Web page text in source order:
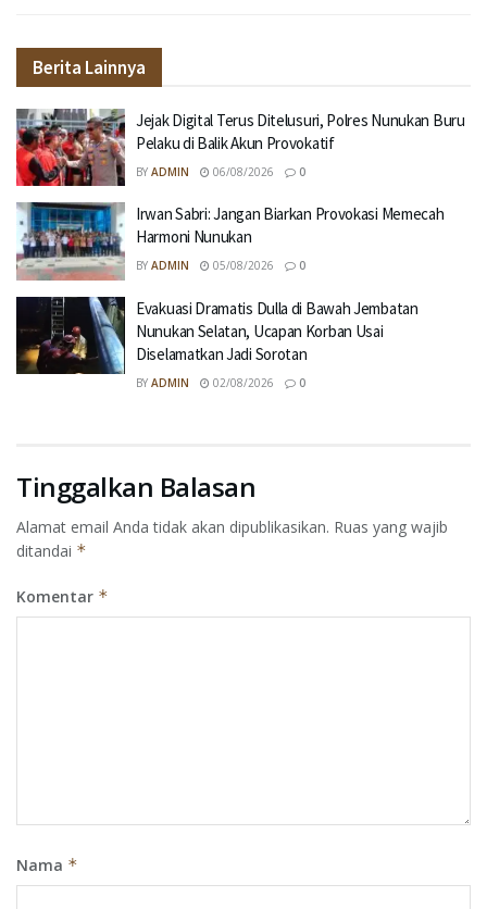
Berita Lainnya
Jejak Digital Terus Ditelusuri, Polres Nunukan Buru
Pelaku di Balik Akun Provokatif
BY ADMIN 06/08/2026 0
Irwan Sabri: Jangan Biarkan Provokasi Memecah
Harmoni Nunukan
BY ADMIN 05/08/2026 0
Evakuasi Dramatis Dulla di Bawah Jembatan
Nunukan Selatan, Ucapan Korban Usai
Diselamatkan Jadi Sorotan
BY ADMIN 02/08/2026 0
Tinggalkan Balasan
Alamat email Anda tidak akan dipublikasikan. Ruas yang wajib
ditandai *
Komentar *
Nama *